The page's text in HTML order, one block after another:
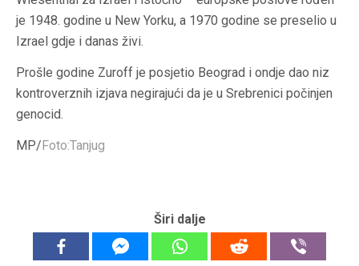
je 1948. godine u New Yorku, a 1970 godine se preselio u
Izrael gdje i danas živi.
Prošle godine Zuroff je posjetio Beograd i ondje dao niz
kontroverznih izjava negirajući da je u Srebrenici počinjen
genocid.
MP/ Foto:Tanjug
Širi dalje